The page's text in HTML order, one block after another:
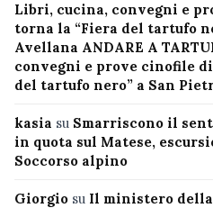
Libri, cucina, convegni e
torna la “Fiera del tartufo
Avellana ANDARE A
convegni e prove cinofile
del tartufo nero” a San
kasia su Smarriscono il
in quota sul Matese,
Soccorso alpino
Giorgio su Il ministero